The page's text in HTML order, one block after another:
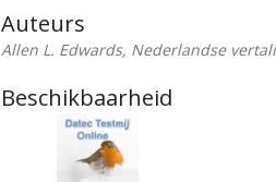
Auteurs
Allen L. Edwards, Nederlandse
Beschikbaarheid